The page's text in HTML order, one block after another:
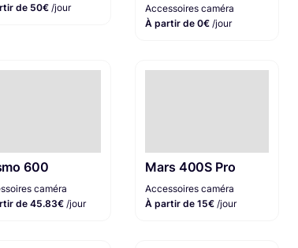
de 50€/jour
Accessoires caméra
À partir de 0€/jour
600
caméra
de 45.83€ /jour
Mars 400S Pro
Accessoires caméra
À partir de 15€ /jour